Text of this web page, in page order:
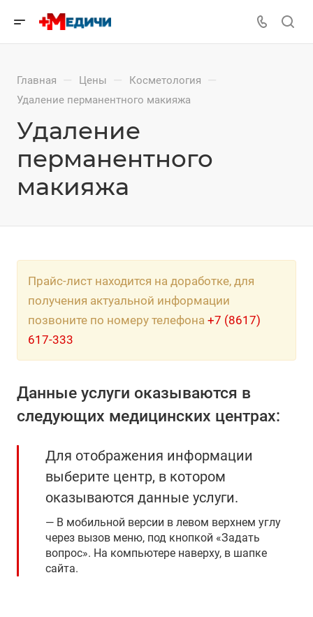
Главная — Цены — Косметология —
Удаление перманентного макияжа
Удаление
перманентного
макияжа
Прайс-лист находится на доработке, для
получения актуальной информации
позвоните по номеру телефона +7 (8617)
617-333
Данные услуги оказываются в
следующих медицинских центрах:
Для отображения информации
выберите центр, в котором
оказываются данные услуги.
В мобильной версии в левом верхнем углу
через вызов меню, под кнопкой «Задать
вопрос». На компьютере наверху, в шапке
сайта.